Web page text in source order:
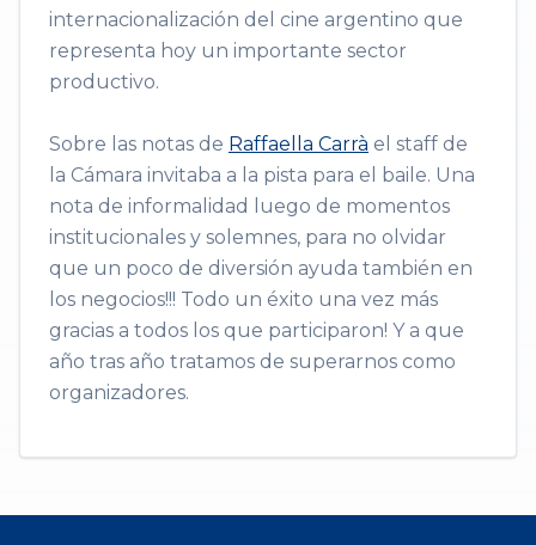
internacionalización del cine argentino que
representa hoy un importante sector
productivo.
Sobre las notas de Raffaella Carrà el staff de
la Cámara invitaba a la pista para el baile. Una
nota de informalidad luego de momentos
institucionales y solemnes​, para no olvidar
que un poco de diversión ayuda también en
los negocios!!! Todo un éxito una vez más
gracias a todos los que participaron! Y a que
año tras año tratamos de superarnos como
organizadores.